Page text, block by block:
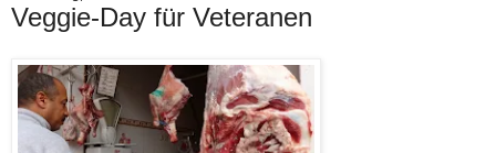
Veggie-Day für Veteranen